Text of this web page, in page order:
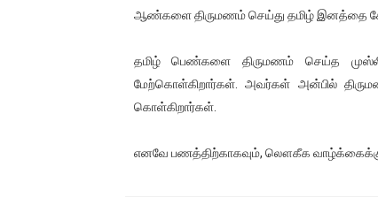
ஆண்களை திருமணம் செய்து தமிழ் இனத்தை
தமிழ் பெண்களை திருமணம் செய்த
மேற்கொள்கிறார்கள். அவர்கள் அன்பில்
கொள்கிறார்கள்.
எனவே பணத்திற்காகவும், லௌகீக